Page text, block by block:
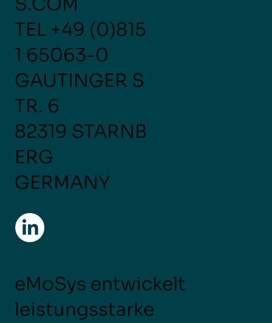
eMoSys entwickelt
leistungsstarke
TEL +49 (0)815
1 65063-0
GAUTINGER S
TR. 6
82319 STARNB
ERG
GERMANY